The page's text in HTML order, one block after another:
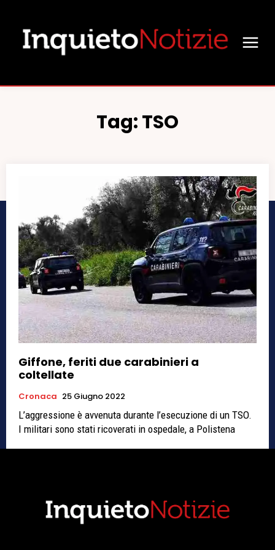
Tag:TSO
Giffone, feriti due carabinieri a
coltellate
Cronaca 25 Giugno 2022
L’aggressione è avvenuta durante l’esecuzione di un TSO.
I militari sono stati ricoverati in ospedale, a Polistena